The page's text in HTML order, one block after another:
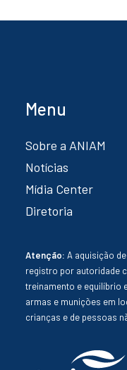
Menu
Sobre a ANIAM
Notícias
Mídia Center
Diretoria
Atenção: A aquisição
registro por autoridade
treinamento e equilíbrio
armas e munições em
crianças e de pessoas